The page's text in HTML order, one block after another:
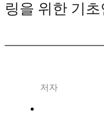
링을 위한 기초
저자